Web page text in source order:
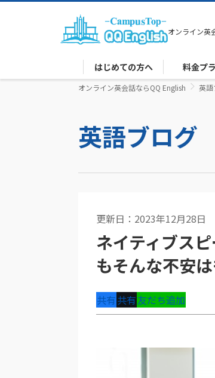
オンライン英
はじめての方へ 料金プ
オンライン英会話ならQQ English 英
英語ブログ
更新日：2023年12月28日
ネイティブス
もそんな不安
共有共有友だち追加